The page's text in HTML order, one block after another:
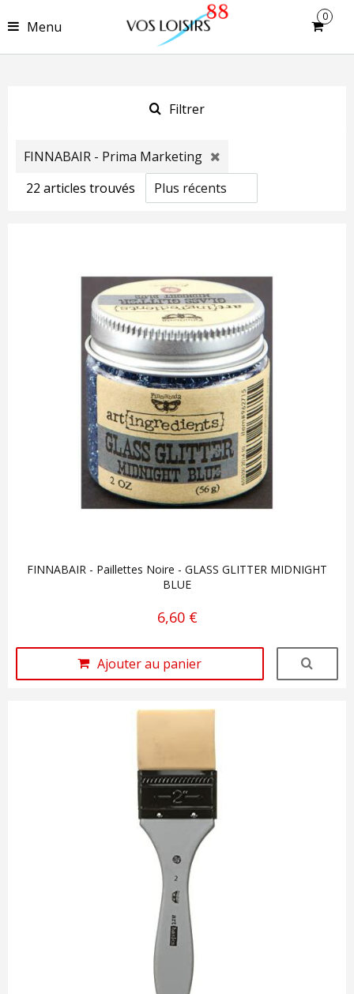
Menu
0
Filtrer
FINNABAIR - Prima Marketing
22 articles trouvés
FINNABAIR - Paillettes Noire - GLASS GLITTER MIDNIGHT
BLUE
6,60 €
Ajouter au panier